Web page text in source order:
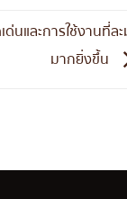
นและการใช้งานที่ล
มากยิ่งขึ้น